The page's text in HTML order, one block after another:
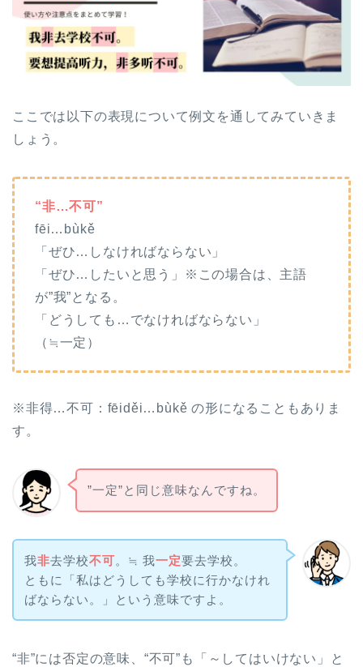
ここでは以下の表現について例文を通してみていきま
しょう。
“非…不可”
fēi…bùkě
「ぜひ…しなければならない」
「ぜひ…したいと思う」※この場合は、主語
が”我”となる。
「どうしても…でなければならない」
（≒一定）
※非得…不可：fēiděi…bùkě の形になることもありま
す。
”一定”と同じ意味なんですね。
我非去学校不可。≒ 我一定要去学校。
ともに「私はどうしても学校に行かなけれ
ばならない。」という意味ですよ。
“非”には否定の意味、“不可”も「～してはいけない」と